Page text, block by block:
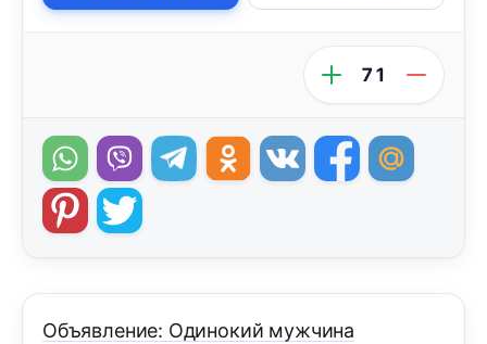
71
Объявление: Одинокий мужчина